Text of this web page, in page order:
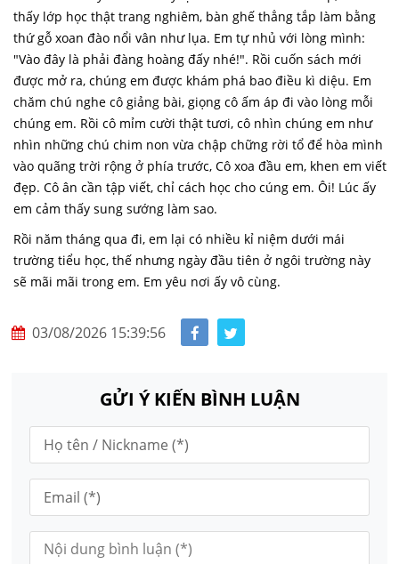
thấy lớp học thật trang nghiêm, bàn ghế thẳng tắp làm bằng
thứ gỗ xoan đào nổi vân như lụa. Em tự nhủ với lòng mình:
"Vào đây là phải đàng hoàng đấy nhé!". Rồi cuốn sách mới
được mở ra, chúng em được khám phá bao điều kì diệu. Em
chăm chú nghe cô giảng bài, giọng cô ấm áp đi vào lòng mỗi
chúng em. Rồi cô mỉm cười thật tươi, cô nhìn chúng em như
nhìn những chú chim non vừa chập chững rời tổ để hòa mình
vào quãng trời rộng ở phía trước, Cô xoa đầu em, khen em viết
đẹp. Cô ân cần tập viết, chỉ cách học cho cúng em. Ôi! Lúc ấy
em cảm thấy sung sướng làm sao.
Rồi năm tháng qua đi, em lại có nhiều kỉ niệm dưới mái
trường tiểu học, thế nhưng ngày đầu tiên ở ngôi trường này
sẽ mãi mãi trong em. Em yêu nơi ấy vô cùng.
03/08/2026 15:39:56
GỬI Ý KIẾN BÌNH LUẬN